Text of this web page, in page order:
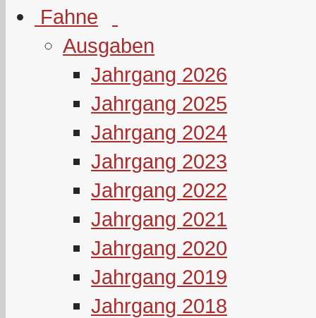
Ausgaben
Jahrgang 2026
Jahrgang 2025
Jahrgang 2024
Jahrgang 2023
Jahrgang 2022
Jahrgang 2021
Jahrgang 2020
Jahrgang 2019
Jahrgang 2018